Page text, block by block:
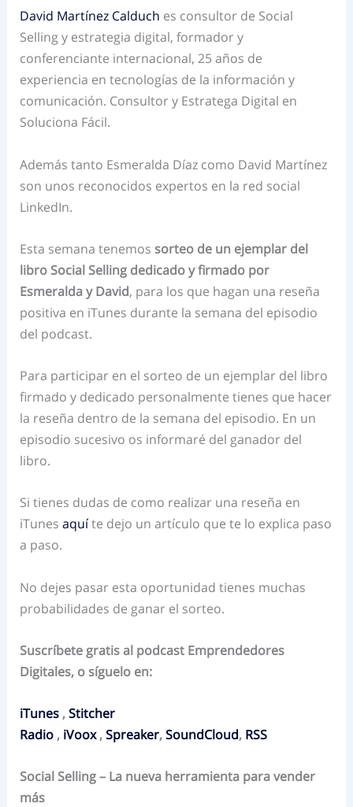
David Martínez Calduch es consultor de Social
Selling y estrategia digital, formador y
conferenciante internacional, 25 años de
experiencia en tecnologías de la información y
comunicación. Consultor y Estratega Digital en
Soluciona Fácil.
Además tanto Esmeralda Díaz como David Martínez
son unos reconocidos expertos en la red social
LinkedIn.
Esta semana tenemos sorteo de un ejemplar del
libro Social Selling dedicado y firmado por
Esmeralda y David, para los que hagan una reseña
positiva en iTunes durante la semana del episodio
del podcast.
Para participar en el sorteo de un ejemplar del libro
firmado y dedicado personalmente tienes que hacer
la reseña dentro de la semana del episodio. En un
episodio sucesivo os informaré del ganador del
libro.
Si tienes dudas de como realizar una reseña en
iTunesaquíte dejo un artículo que te lo explica paso
a paso.
No dejes pasar esta oportunidad tienes muchas
probabilidades de ganar el sorteo.
Suscríbete gratis al podcast Emprendedores
Digitales, o síguelo en:
iTunes ,Stitcher
Radio , iVoox,Spreaker,SoundCloud, RSS
Social Selling – La nueva herramienta para vender
más